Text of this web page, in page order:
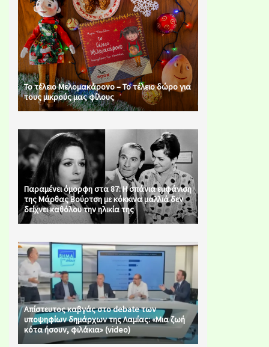
Το τέλειο Μελομακάρονο – Το τέλειο δώρο για
τους μικρούς μας φίλους
Παραμένει όμορφη στα 87: Η σπάνια εμφάνιση
της Μάρθας Βούρτση με κόκκινα μαλλιά δεν
δείχνει καθόλου την ηλικία της
Απίστευτος καβγάς στο debate των
υποψηφίων δημάρχων της Λαμίας: «Μια ζωή
κότα ήσουν, φιλάκια» (video)